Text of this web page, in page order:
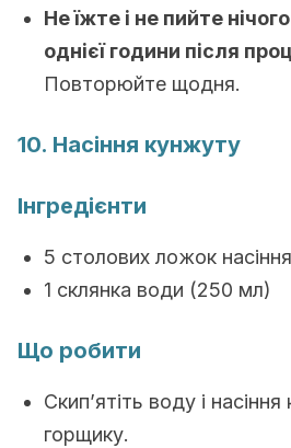
Не їжте і не пийте
однієї години після
Повторюйте щодня.
10. Насіння кунжуту
Інгредієнти
5 столових ложок
1 склянка води (250 мл)
Що робити
Скип’ятіть воду і
горщику.